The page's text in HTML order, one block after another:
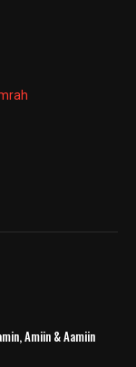
Amiin & Aamiin